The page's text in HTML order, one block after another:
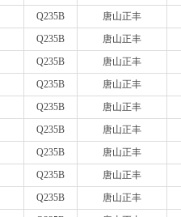
Q235B
唐山正丰
Q235B
唐山正丰
Q235B
唐山正丰
Q235B
唐山正丰
Q235B
唐山正丰
Q235B
唐山正丰
Q235B
唐山正丰
Q235B
唐山正丰
Q235B
唐山正丰